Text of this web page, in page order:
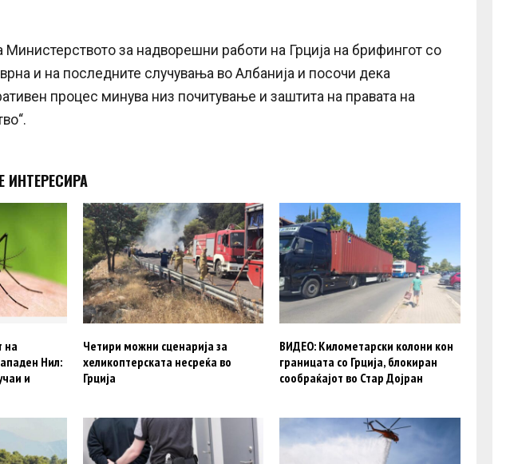
Министерството за надворешни работи на Грција на брифингот со
и на последните случувања во Албанија и посочи дека
процес минува низ почитување и заштита на правата на
на
Нил:
и
Четири можни сценарија за
хеликоптерската несреќа во
Грција
ВИДЕО: Километарски колони кон
границата со Грција, блокиран
сообраќајот во Стар Дојран